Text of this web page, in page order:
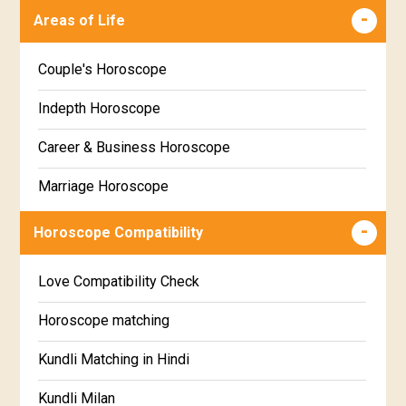
Uttara Phalguni Star Horoscope
Hastha Star Horoscope
Chitha Star Horoscope
Swathi Star Horoscope
Visakha Star Horoscope
Jyeshta Star Horoscope
Moola Star Horoscope
Poorvashaada Star Horoscope
Malayalam
Marathi
Gujarati
Sinhala
Areas of Life
Couple's Horoscope
Indepth Horoscope
Career & Business Horoscope
Marriage Horoscope
Wealth & Fortune Horoscope
Super Horoscope
Future Book
Numerology
Horoscope Compatibility
Love Compatibility Check
Horoscope matching
Kundli Matching in Hindi
Kundli Milan